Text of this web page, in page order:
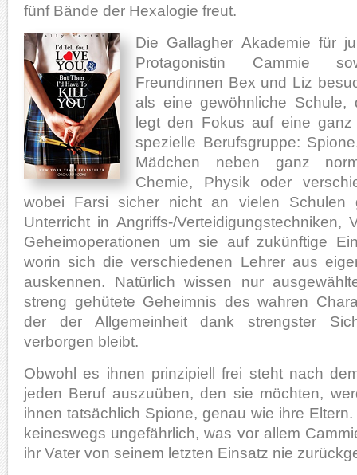
fünf Bände der Hexalogie freut.
Die Gallagher Akademie für
Protagonistin Cammie
Freundinnen Bex und Liz
als eine gewöhnliche Schule,
legt den Fokus auf eine
spezielle Berufsgruppe:
Mädchen neben ganz
Chemie, Physik oder
wobei Farsi sicher nicht an vielen Schulen
Unterricht in Angriffs-/Verteidigungstechniken,
Geheimoperationen um sie auf zukünftige
worin sich die verschiedenen Lehrer aus
auskennen. Natürlich wissen nur
streng gehütete Geheimnis des wahren
der der Allgemeinheit dank strengster
verborgen bleibt.
Obwohl es ihnen prinzipiell frei steht nach
jeden Beruf auszuüben, den sie möchten,
ihnen tatsächlich Spione, genau wie ihre
keineswegs ungefährlich, was vor allem
ihr Vater von seinem letzten Einsatz nie